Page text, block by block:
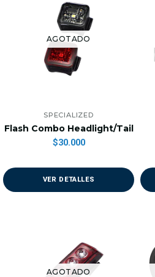
AGOTADO
SPECIALIZED
Flash Combo Headlight/Tail
$30.000
VER DETALLES
AGOTADO